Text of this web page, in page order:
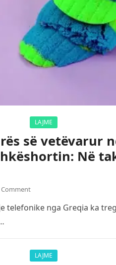
LAJME
së vetëvarur
Në
Comment
telefonike nga Greqia ka
LAJME